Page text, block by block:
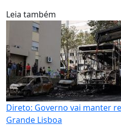
Leia também
Direto: Governo vai manter
Grande Lisboa